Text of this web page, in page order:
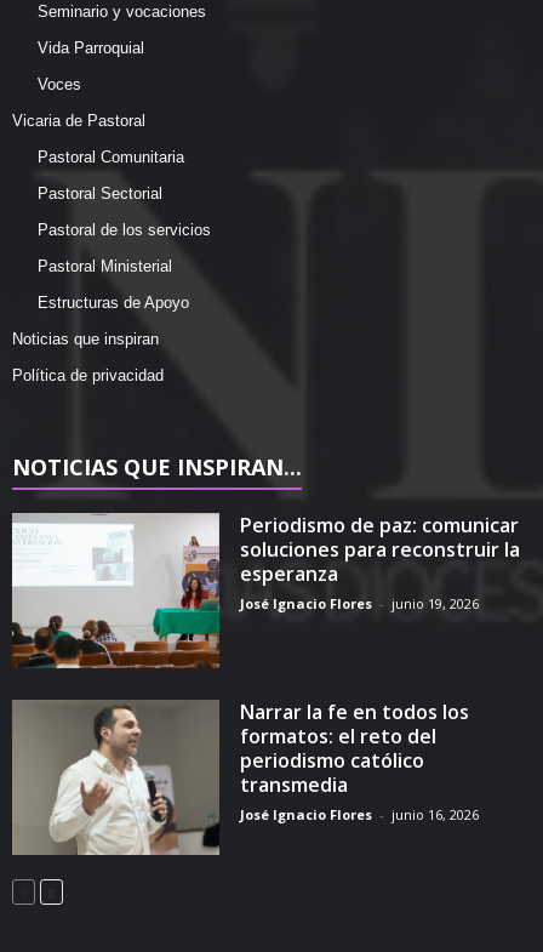
Seminario y vocaciones
Vida Parroquial
Voces
Vicaria de Pastoral
Pastoral Comunitaria
Pastoral Sectorial
Pastoral de los servicios
Pastoral Ministerial
Estructuras de Apoyo
Noticias que inspiran
Política de privacidad
NOTICIAS QUE INSPIRAN...
Periodismo de paz: comunicar
soluciones para reconstruir la
esperanza
José Ignacio Flores - junio 19, 2026
Narrar la fe en todos los
formatos: el reto del
periodismo católico
transmedia
José Ignacio Flores - junio 16, 2026